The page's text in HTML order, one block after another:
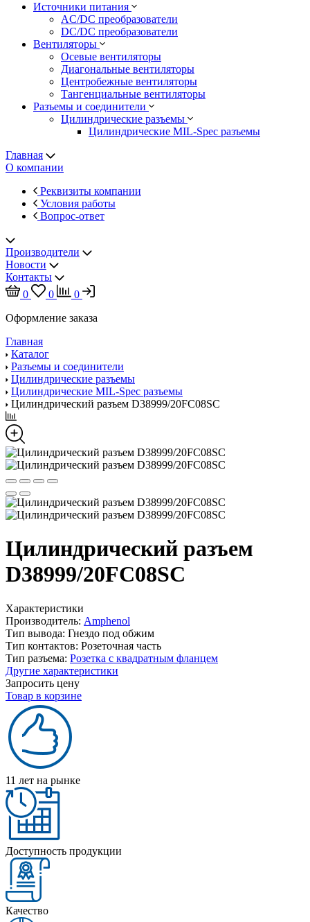
Источники питания
AC/DC преобразователи
DC/DC преобразователи
Вентиляторы
Осевые вентиляторы
Диагональные вентиляторы
Центробежные вентиляторы
Тангенциальные вентиляторы
Разъемы и соединители
Цилиндрические разъемы
Цилиндрические MIL-Spec разъемы
Главная
О компании
Реквизиты компании
Условия работы
Вопрос-ответ
Производители
Новости
Контакты
0
0
0
Оформление заказа
Главная
Каталог
Разъемы и соединители
Цилиндрические разъемы
Цилиндрические MIL-Spec разъемы
Цилиндрический разъем D38999/20FC08SC
Цилиндрический разъем
D38999/20FC08SC
Характеристики
Производитель: Amphenol
Тип вывода: Гнездо под обжим
Тип контактов: Розеточная часть
Тип разъема: Розетка с квадратным фланцем
Другие характеристики
Запросить цену
Товар в корзине
11 лет на рынке
Доступность продукции
Качество